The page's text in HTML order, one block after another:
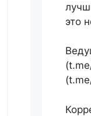
это